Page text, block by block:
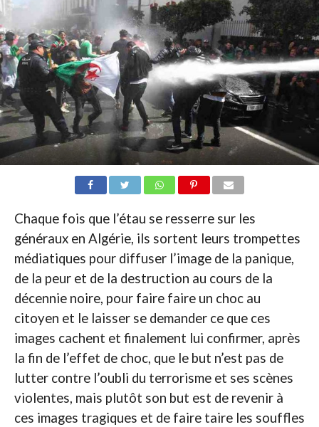
Chaque fois que l’étau se resserre sur les
généraux en Algérie, ils sortent leurs trompettes
médiatiques pour diffuser l’image de la panique,
de la peur et de la destruction au cours de la
décennie noire, pour faire faire un choc au
citoyen et le laisser se demander ce que ces
images cachent et finalement lui confirmer, après
la fin de l’effet de choc, que le but n’est pas de
lutter contre l’oubli du terrorisme et ses scènes
violentes, mais plutôt son but est de revenir à
ces images tragiques et de faire taire les souffles